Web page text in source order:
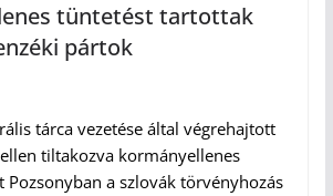
tüntetést tartottak
pártok
tárca vezetése által végrehajtott
tiltakozva kormányellenes
a szlovák törvényhozás